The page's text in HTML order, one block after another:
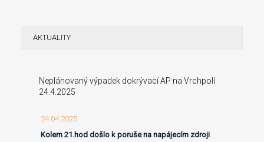
AKTUALITY
Neplánovaný výpadek dokrývací AP na Vrchpolí
24.4.2025
24.04.2025
Kolem 21.hod došlo k poruše na napájecím zdroji